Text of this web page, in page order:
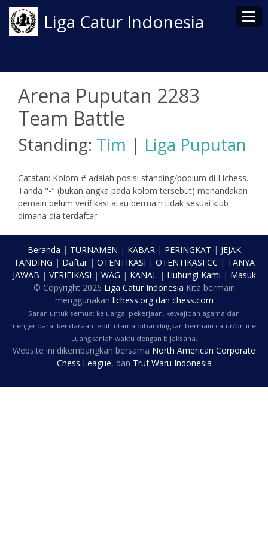
Liga Catur Indonesia
Arena Puputan 2283
Team Battle
Standing: Tim | Liga Puputan
Catatan: Kolom # adalah posisi standing/podium di Lichess.
Tanda "-" (bukan angka pada kolom tersebut) menandakan
pemain belum verifikasi atau bermain tidak sesuai klub
dimana dia terdaftar.
Beranda | TURNAMEN | KABAR| PERINGKAT | JEJAK
TANDING | Daftar| OTENTIKASI | OTENTIKASI CC | TANYA
JAWAB | VERIFIKASI | WAG | KANAL| Hubungi Kami | Masuk
© Copyright 2026 Liga Catur Indonesia Kita bermain
menggunakan lichess.orgdan chess.com
Saran untuk semua: keluarga, pekerjaan, kewajiban agama dan
mengendarai kendaraan lebih utama dibandingkan bermain catur/online.
Luangkanlah waktu dengan bijaksana.
Website ini dikembangkan bersama North American Corporate
Chess League, dan Truf Waru Indonesia